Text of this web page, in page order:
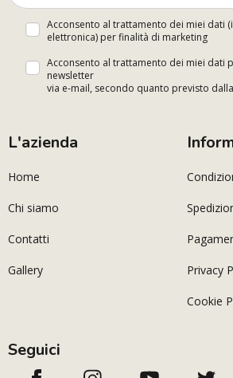
Acconsento al trattamento dei miei dati
elettronica) per finalità di marketing
Acconsento al trattamento dei miei dati
newsletter
via e-mail, secondo quanto previsto dalla
L'azienda
Home
Chi siamo
Contatti
Gallery Privacy
Cookie
Seguici